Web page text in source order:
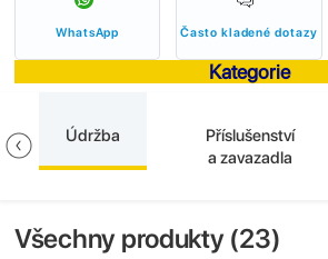
WhatsApp Často kladené dotazy
Kategorie
Údržba
Příslušenství
a zavazadla
Všechny produkty (23)